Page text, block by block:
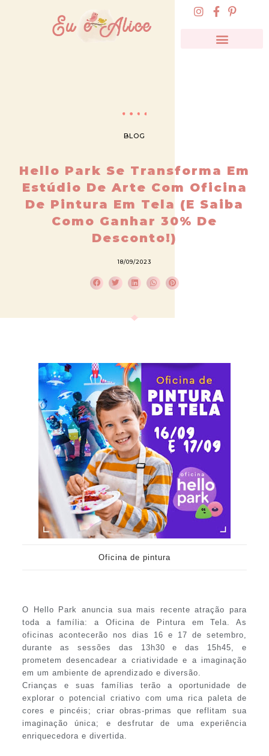
BLOG
Hello Park Se Transforma Em
Estúdio De Arte Com Oficina
De Pintura Em Tela (e Saiba
Como Ganhar 30% De
Desconto!)
18/09/2023
Oficina de pintura
O Hello Park anuncia sua mais recente atração para
toda a família: a Oficina de Pintura em Tela. As
oficinas acontecerão nos dias 16 e 17 de setembro,
durante as sessões das 13h30 e das 15h45, e
prometem desencadear a criatividade e a imaginação
em um ambiente de aprendizado e diversão.
Crianças e suas famílias terão a oportunidade de
explorar o potencial criativo com uma rica paleta de
cores e pincéis; criar obras-primas que reflitam sua
imaginação única; e desfrutar de uma experiência
enriquecedora e divertida.